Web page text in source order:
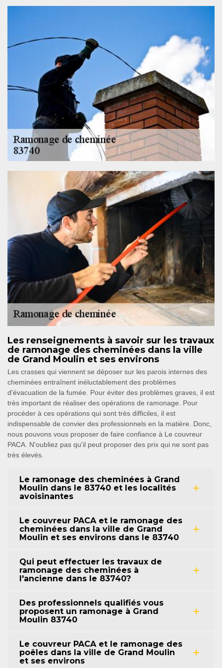
Les renseignements à savoir sur les travaux
de ramonage des cheminées dans la ville
de Grand Moulin et ses environs
Les crasses qui viennent se déposer sur les parois internes des
cheminées entraînent inéluctablement des problèmes
d'évacuation de la fumée. Pour éviter des problèmes graves, il est
très important de réaliser des opérations de ramonage. Pour
procéder à ces opérations qui sont très difficiles, il est
indispensable de convier des professionnels en la matière. Donc,
nous pouvons vous proposer de faire confiance à Le couvreur
PACA. N'oubliez pas qu'il peut proposer des prix qui ne sont pas
très élevés.
Le ramonage des cheminées à Grand
Moulin dans le 83740 et les localités
avoisinantes
Le couvreur PACA et le ramonage des
cheminées dans la ville de Grand
Moulin et ses environs dans le 83740
Qui peut effectuer les travaux de
ramonage des cheminées à
l'ancienne dans le 83740?
Des professionnels qualifiés vous
proposent un ramonage à Grand
Moulin 83740
Le couvreur PACA et le ramonage des
poêles dans la ville de Grand Moulin
et ses environs